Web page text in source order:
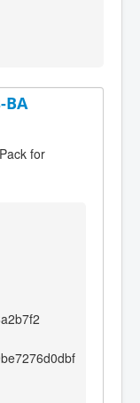
BA
for